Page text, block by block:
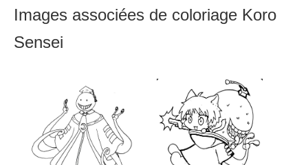
Images associées de coloriage Koro
Sensei